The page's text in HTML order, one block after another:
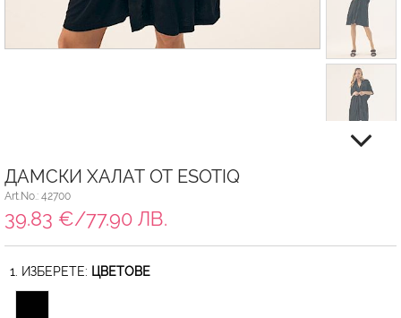
ДАМСКИ ХАЛАТ ОТ ESOTIQ
Art.No.: 42700
39.83 €/77.90 ЛВ.
1. ИЗБЕРЕТЕ: ЦВЕТОВЕ